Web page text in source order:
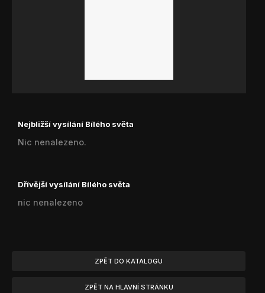
Nejbližší vysílání Bílého světa
Nic nenalezeno.
Dřívější vysílání Bílého světa
nic nenalezeno
ZPĚT DO KATALOGU
ZPĚT NA HLAVNÍ STRÁNKU